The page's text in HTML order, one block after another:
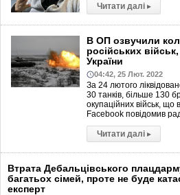
Читати далі ▸
В ОП озвучили
російських
України
04:42, 25 Лют. 2022
За 24 лютого
30 танків, більше 130
окупаційних військ, що
Facebook повідомив
Читати далі ▸
Втрата Дебальцівського
багатьох сімей, проте не буде
експерт